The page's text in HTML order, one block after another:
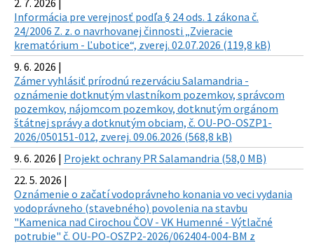
2. 7. 2026 |
Informácia pre verejnosť podľa § 24 ods. 1 zákona č.
24/2006 Z. z. o navrhovanej činnosti „Zvieracie
krematórium - Ľubotice“, zverej. 02.07.2026 (119,8 kB)
9. 6. 2026 |
Zámer vyhlásiť prírodnú rezerváciu Salamandria -
oznámenie dotknutým vlastníkom pozemkov, správcom
pozemkov, nájomcom pozemkov, dotknutým orgánom
štátnej správy a dotknutým obciam, č. OU-PO-OSZP1-
2026/050151-012, zverej. 09.06.2026 (568,8 kB)
9. 6. 2026 | Projekt ochrany PR Salamandria (58,0 MB)
22. 5. 2026 |
Oznámenie o začatí vodoprávneho konania vo veci vydania
vodoprávneho (stavebného) povolenia na stavbu
"Kamenica nad Cirochou ČOV - VK Humenné - Výtlačné
potrubie" č. OU-PO-OSZP2-2026/062404-004-BM z